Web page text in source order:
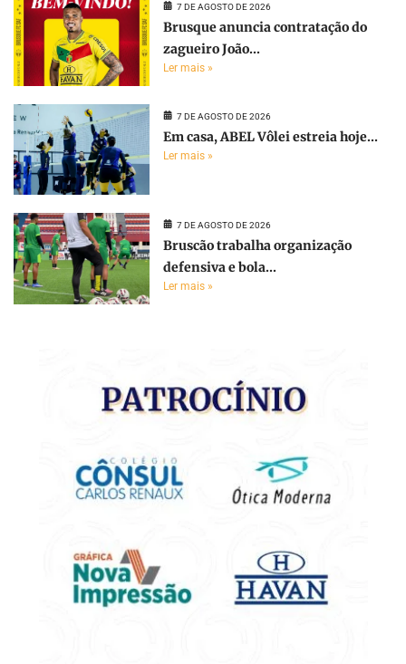
7 DE AGOSTO DE 2026
Brusque anuncia contratação do
zagueiro João...
Ler mais »
7 DE AGOSTO DE 2026
Em casa, ABEL Vôlei estreia hoje...
Ler mais »
7 DE AGOSTO DE 2026
Bruscão trabalha organização
defensiva e bola...
Ler mais »